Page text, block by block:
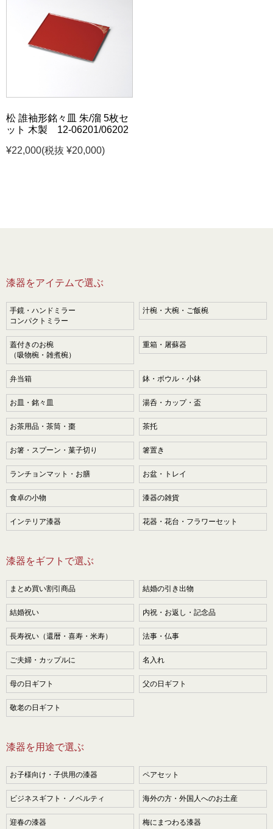
松 誰袖形銘々皿 朱/溜 5枚セ
ット 木製 12-06201/06202
¥22,000(税抜 ¥20,000)
漆器をアイテムで選ぶ
手鏡・ハンドミラー
コンパクトミラー
汁椀・大椀・ご飯椀
蓋付きのお椀
（吸物椀・雑煮椀）
重箱・屠蘇器
弁当箱 鉢・ボウル・小鉢
お皿・銘々皿 湯呑・カップ・盃
お茶用品・茶筒・棗 茶托
お箸・スプーン・菓子切り 箸置き
ランチョンマット・お膳 お盆・トレイ
食卓の小物 漆器の雑貨
インテリア漆器 花器・花台・フラワーセット
漆器をギフトで選ぶ
まとめ買い割引商品 結婚の引き出物
結婚祝い 内祝・お返し・記念品
長寿祝い（還暦・喜寿・米寿） 法事・仏事
ご夫婦・カップルに 名入れ
母の日ギフト 父の日ギフト
敬老の日ギフト
漆器を用途で選ぶ
お子様向け・子供用の漆器 ペアセット
ビジネスギフト・ノベルティ 海外の方・外国人へのお土産
迎春の漆器 梅にまつわる漆器